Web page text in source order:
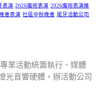
表演 2026魔術表演 2026魔術表演推
會表演 社區中秋晚會 尾牙活動公司
業活動統籌執行、媒體
光音響硬體，辦活動公司